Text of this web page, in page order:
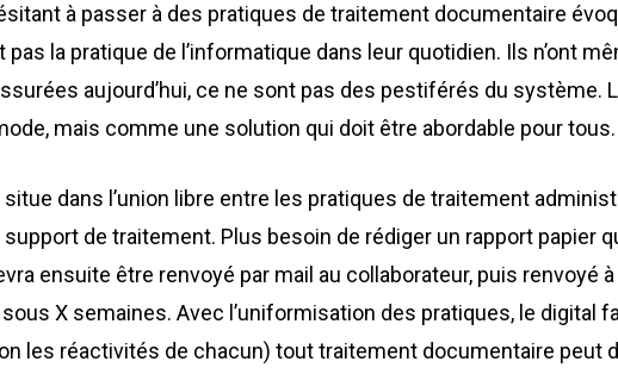
à passer à des pratiques de traitement documentaire
pas la pratique de l’informatique dans leur quotidien. Ils n’ont
aujourd’hui, ce ne sont pas des pestiférés du système.
mais comme une solution qui doit être abordable pour tous.
situe dans l’union libre entre les pratiques de traitement
support de traitement. Plus besoin de rédiger un rapport papier
ensuite être renvoyé par mail au collaborateur, puis renvoyé
X semaines. Avec l’uniformisation des pratiques, le digital
les réactivités de chacun) tout traitement documentaire peut